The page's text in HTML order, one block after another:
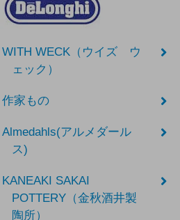
WITH WECK（ウイズ ウ
ェック）
作家もの
Almedahls(アルメダール
ス)
KANEAKI SAKAI
POTTERY（金秋酒井製
陶所）